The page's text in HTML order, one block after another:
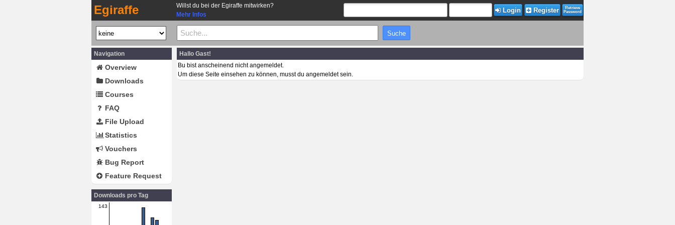
Egiraffe
Willst du bei der Egiraffe mitwirken?
Mehr Infos
Login Register
Retrieve
Password
Navigation
Overview
Downloads
Courses
FAQ
File Upload
Statistics
Vouchers
Bug Report
Feature Request
Downloads pro Tag
143
Hallo Gast!
Bu bist anscheinend nicht angemeldet.
Um diese Seite einsehen zu können, musst du angemeldet sein.